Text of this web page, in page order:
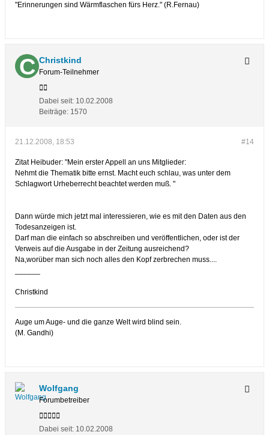
"Erinnerungen sind Wärmflaschen fürs Herz." (R.Fernau)
Christkind
Forum-Teilnehmer
Dabei seit: 10.02.2008
Beiträge: 1570
#14
21.12.2008, 18:53
Zitat Heibuder: "Mein erster Appell an uns Mitglieder:
Nehmt die Thematik bitte ernst. Macht euch schlau, was unter dem
Schlagwort Urheberrecht beachtet werden muß. "
Dann würde mich jetzt mal interessieren, wie es mit den Daten aus den
Todesanzeigen ist.
Darf man die einfach so abschreiben und veröffentlichen, oder ist der
Verweis auf die Ausgabe in der Zeitung ausreichend?
Na,worüber man sich noch alles den Kopf zerbrechen muss....
Christkind
Auge um Auge- und die ganze Welt wird blind sein.
(M. Gandhi)
Wolfgang
Forumbetreiber
Dabei seit: 10.02.2008